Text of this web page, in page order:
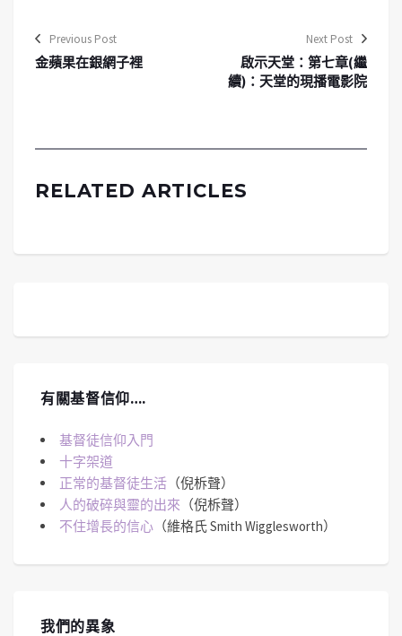
Previous Post
金蘋果在銀網子裡
Next Post
啟示天堂：第七章(繼
續)：天堂的現播電影院
RELATED ARTICLES
有關基督信仰….
基督徒信仰入門
十字架道
正常的基督徒生活 （倪柝聲）
人的破碎與靈的出來 （倪柝聲）
不住增長的信心 （維格氏 Smith Wigglesworth）
我們的異象